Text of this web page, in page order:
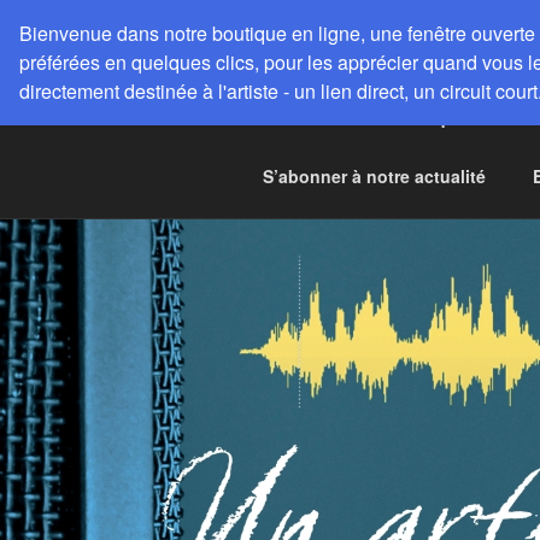
Bienvenue dans notre boutique en ligne, une fenêtre
préférées en quelques clics, pour les apprécier quand vous
directement destinée à l'artiste - un lien direct, un circuit court.
contenu
principal
Créer,
SESPROD MUSIC RADIO
S’abonner à notre actualité